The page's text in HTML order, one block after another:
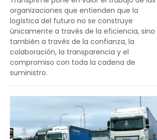
organizaciones que entienden que la
logística del futuro no se construye
únicamente a través de la eficiencia, sino
también a través de la confianza, la
colaboración, la transparencia y el
compromiso con toda la cadena de
suministro.